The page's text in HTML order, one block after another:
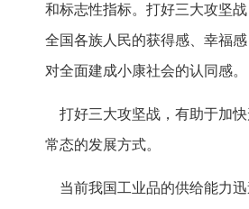
和标志性指标。打好三大攻坚
全国各族人民的获得感、幸福
对全面建成小康社会的认同感。
打好三大攻坚战，有助于加
常态的发展方式。
当前我国工业品的供给能力